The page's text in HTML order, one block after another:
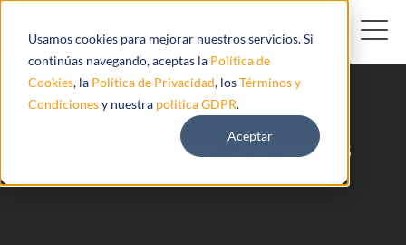
Usamos cookies para mejorar nuestros servicios. Si
continúas navegando, aceptas la Política de
Cookies, la Política de Privacidad, losTérminos y
Condicionesy nuestra politica GDPR.
Aceptar
AVT50 assistant telematics